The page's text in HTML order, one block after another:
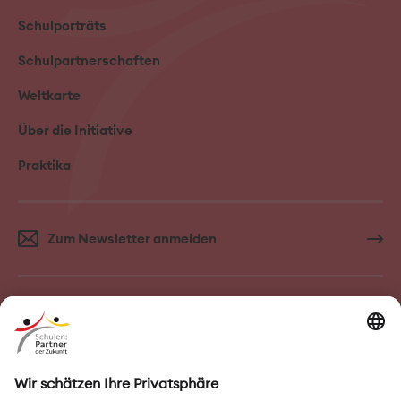
Schulporträts
Schulpartnerschaften
Weltkarte
Über die Initiative
Praktika
Zum Newsletter anmelden
FAQ–Häufige Fragen Kontakt